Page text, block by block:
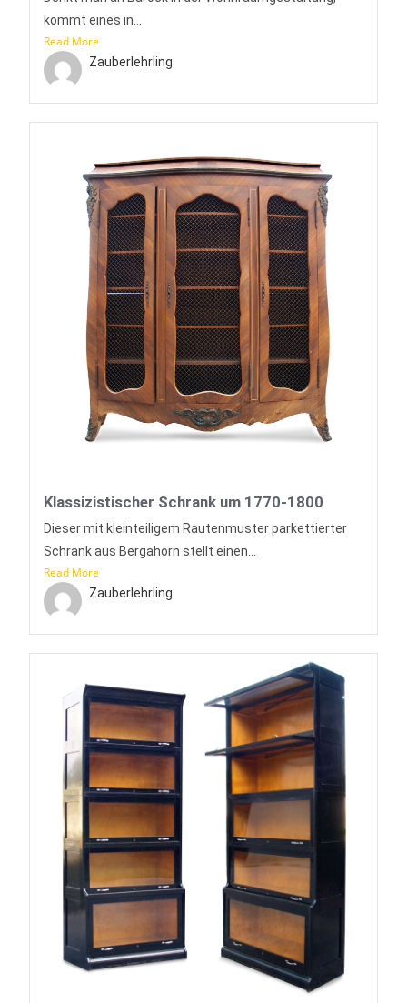
kommt eines in...
Read More
Zauberlehrling
Klassizistischer Schrank um 1770-1800
Dieser mit kleinteiligem Rautenmuster parkettierter
Schrank aus Bergahorn stellt einen...
Read More
Zauberlehrling